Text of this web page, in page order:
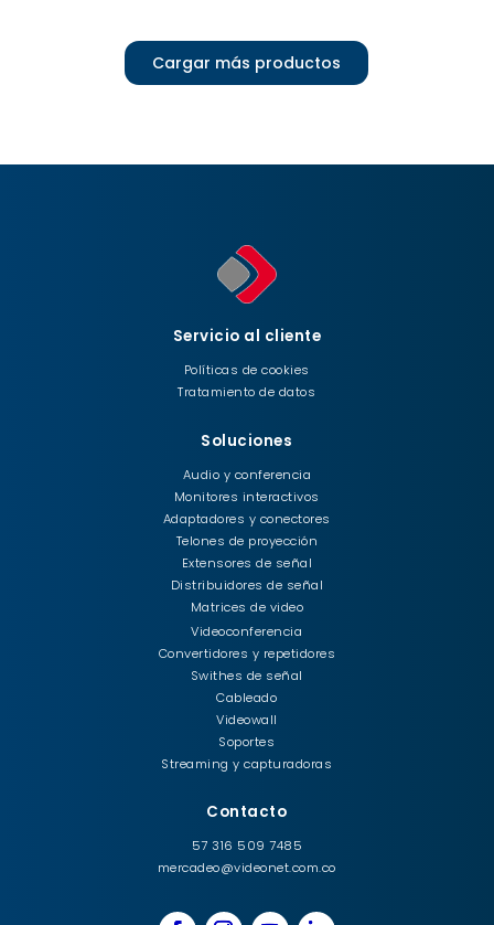
Cargar más productos
Servicio al cliente
Políticas de cookies
Tratamiento de datos
Soluciones
Audio y conferencia
Monitores interactivos
Adaptadores y conectores
Telones de proyección
Extensores de señal
Distribuidores de señal
Matrices de video
Videoconferencia
Convertidores y repetidores
Swithes de señal
Cableado
Videowall
Soportes
Streaming y capturadoras
Contacto
57 316 509 7485
mercadeo@videonet.com.co